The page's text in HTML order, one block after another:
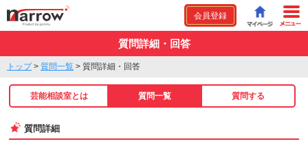
会員登録
質問詳細・回答
トップ> 質問一覧 > 質問詳細・回答
芸能相談室とは 質問一覧 質問する
質問詳細